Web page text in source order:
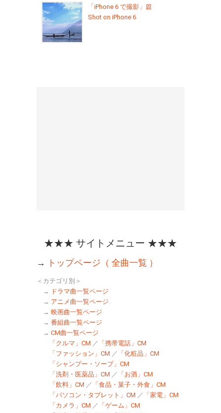
「iPhone 6 で撮影」篇
Shot on iPhone 6
★★★ サイトメニュー ★★★
→ トップページ（ 全曲一覧 ）
＜カテゴリ別＞
→
ドラマ曲一覧ページ
→ アニメ曲一覧ページ
→ 映画曲一覧ページ
→ 番組曲一覧ページ
→ CM曲一覧ページ
「クルマ」CM ／ 「携帯電話」CM
「ファッション」CM ／ 「化粧品」CM
「シャンプー・ソープ」CM
「洗剤・医薬品」CM ／ 「お酒」CM
「飲料」CM ／ 「食品・菓子・外食」CM
「パソコン・タブレット」CM ／ 「家電」CM
「カメラ」CM ／ 「ゲーム」CM